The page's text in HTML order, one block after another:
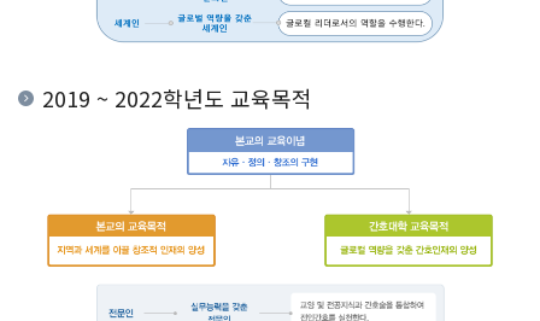
2019 ~ 2022학년도 교육목적